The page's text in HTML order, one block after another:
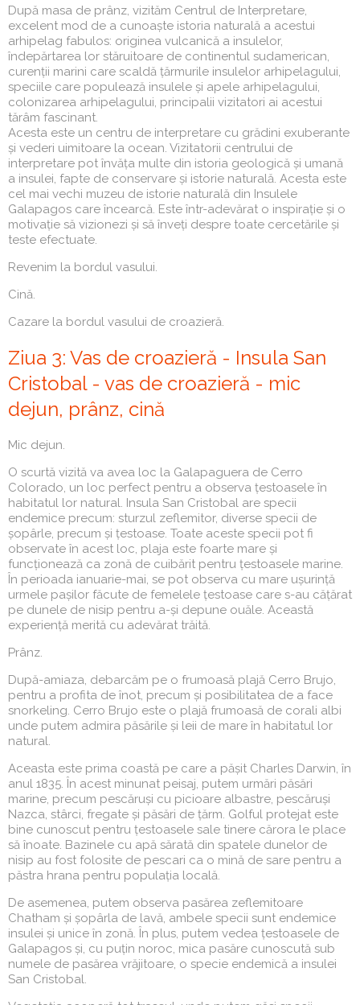
După masa de prânz, vizităm Centrul de Interpretare,
excelent mod de a cunoaște istoria naturală a acestui
arhipelag fabulos: originea vulcanică a insulelor,
îndepărtarea lor stăruitoare de continentul sudamerican,
curenții marini care scaldă țărmurile insulelor arhipelagului,
speciile care populează insulele și apele arhipelagului,
colonizarea arhipelagului, principalii vizitatori ai acestui
tărâm fascinant.
Acesta este un centru de interpretare cu grădini exuberante
și vederi uimitoare la ocean. Vizitatorii centrului de
interpretare pot învăța multe din istoria geologică și umană
a insulei, fapte de conservare și istorie naturală. Acesta este
cel mai vechi muzeu de istorie naturală din Insulele
Galapagos care încearcă. Este într-adevărat o inspirație și o
motivație să vizionezi și să înveți despre toate cercetările și
teste efectuate.
Revenim la bordul vasului.
Cină.
Cazare la bordul vasului de croazieră.
Ziua 3: Vas de croazieră - Insula San
Cristobal - vas de croazieră - mic
dejun, prânz, cină
Mic dejun.
O scurtă vizită va avea loc la Galapaguera de Cerro
Colorado, un loc perfect pentru a observa țestoasele în
habitatul lor natural. Insula San Cristobal are specii
endemice precum: sturzul zeflemitor, diverse specii de
șopârle, precum și țestoase. Toate aceste specii pot fi
observate în acest loc, plaja este foarte mare și
funcționează ca zonă de cuibărit pentru țestoasele marine.
În perioada ianuarie-mai, se pot observa cu mare ușurință
urmele pașilor făcute de femelele țestoase care s-au cățărat
pe dunele de nisip pentru a-și depune ouăle. Această
experiență merită cu adevărat trăită.
Prânz.
După-amiaza, debarcăm pe o frumoasă plajă Cerro Brujo,
pentru a profita de înot, precum și posibilitatea de a face
snorkeling. Cerro Brujo este o plajă frumoasă de corali albi
unde putem admira păsările și leii de mare în habitatul lor
natural.
Aceasta este prima coastă pe care a pășit Charles Darwin, în
anul 1835. În acest minunat peisaj, putem urmări păsări
marine, precum pescăruși cu picioare albastre, pescăruși
Nazca, stârci, fregate și păsări de țărm. Golful protejat este
bine cunoscut pentru țestoasele sale tinere cărora le place
să înoate. Bazinele cu apă sărată din spatele dunelor de
nisip au fost folosite de pescari ca o mină de sare pentru a
păstra hrana pentru populația locală.
De asemenea, putem observa pasărea zeflemitoare
Chatham și șopârla de lavă, ambele specii sunt endemice
insulei și unice în zonă. În plus, putem vedea țestoasele de
Galapagos și, cu puțin noroc, mica pasăre cunoscută sub
numele de pasărea vrăjitoare, o specie endemică a insulei
San Cristobal.